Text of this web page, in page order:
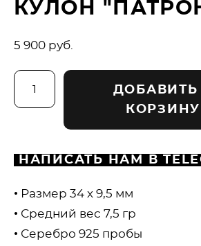
КУЛОН
5 900 pуб.
ДОБАВИТЬ
КОРЗИНУ
НАПИСАТЬ НАМ В
• Размер 34 х 9,5 мм
• Средний вес 7,5 гр
• Серебро 925 пробы